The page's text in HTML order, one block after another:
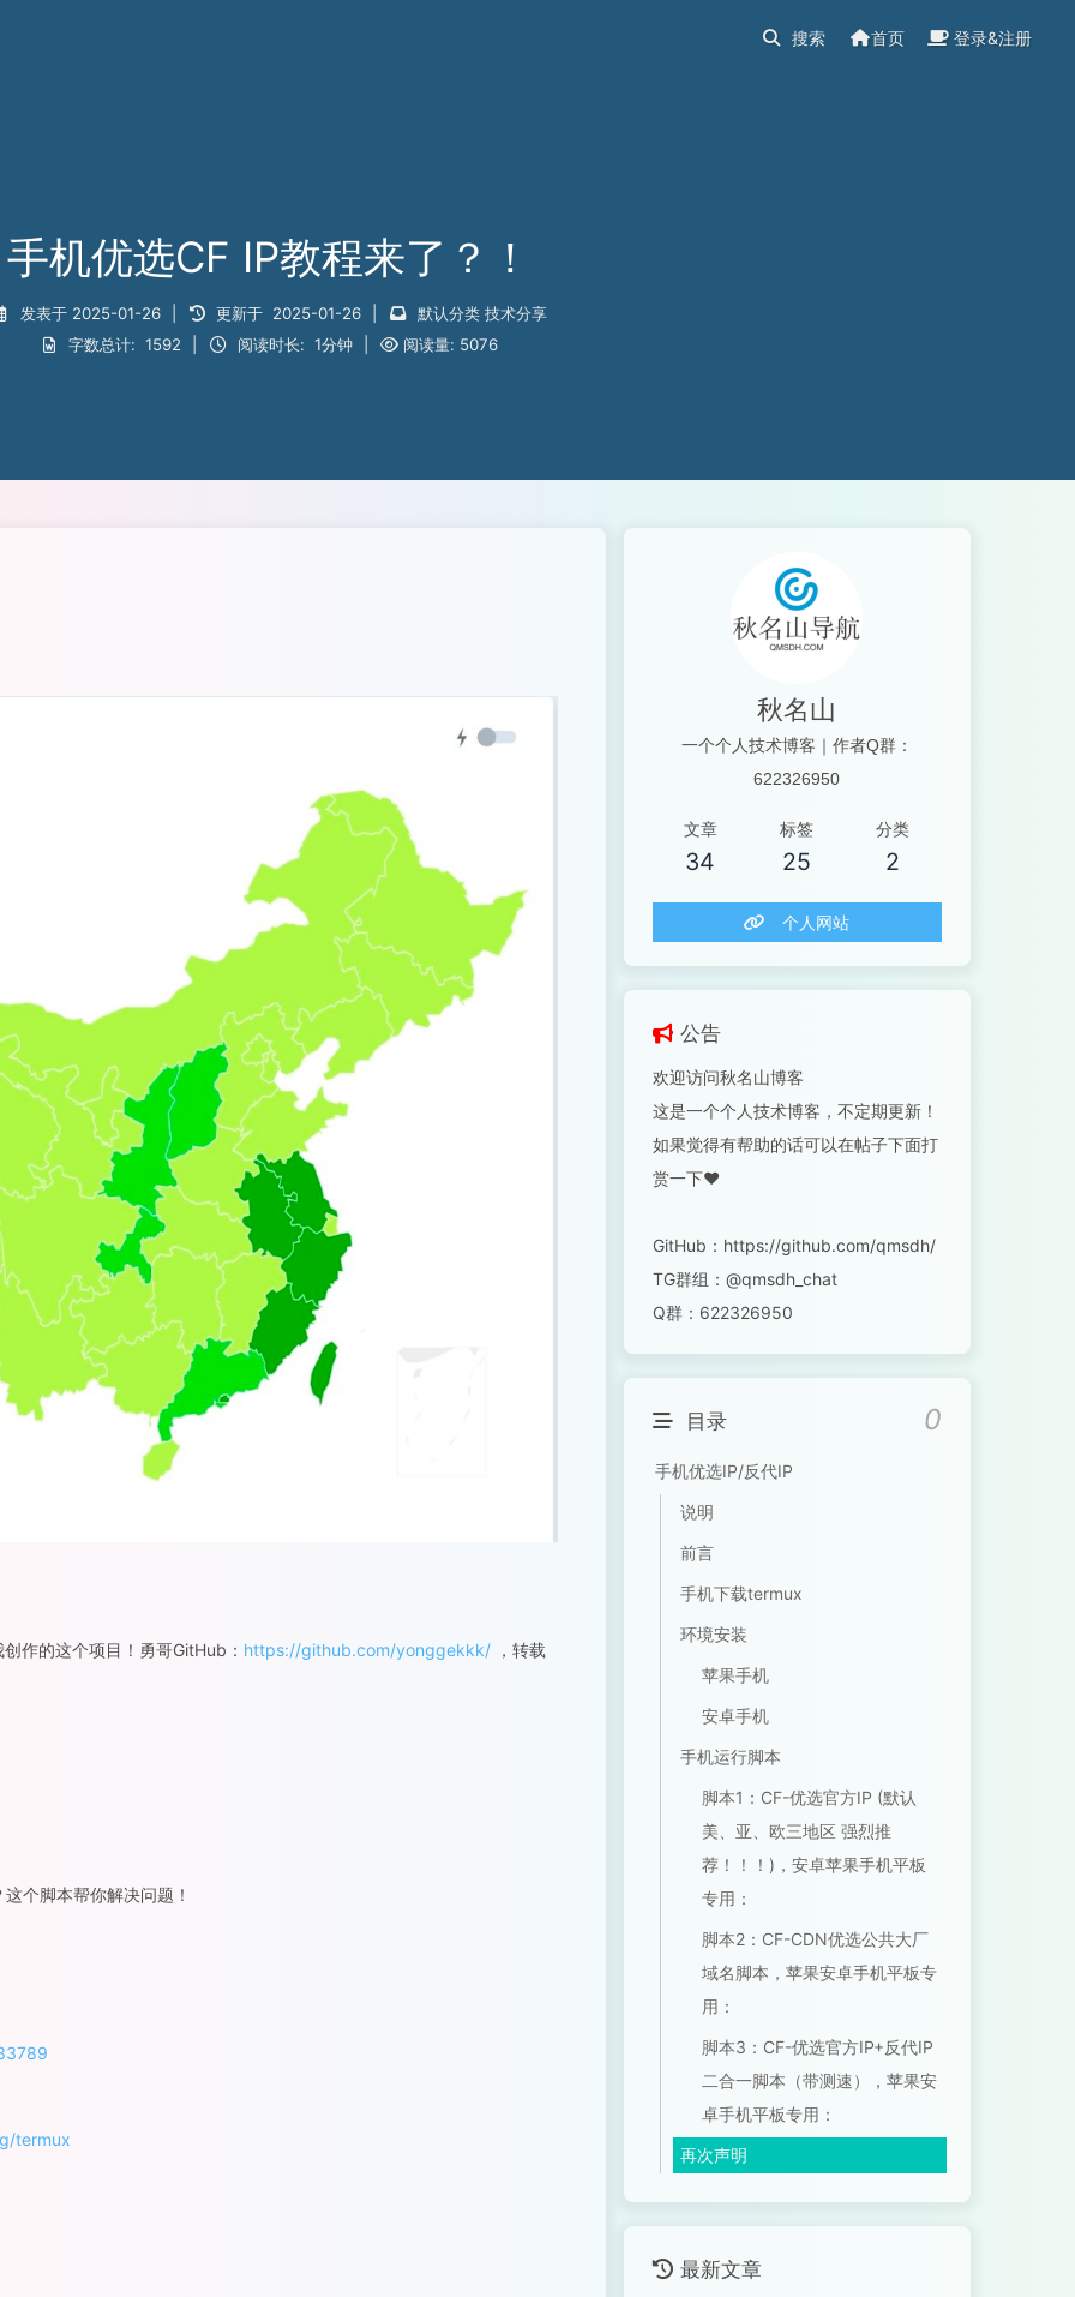
手机优选CF IP教程来了？！
发表于 2025-01-26 更新于 2025-01-26 默认分类 技术分享
字数总计: 1592 阅读时长: 1分钟 阅读量: 5076
首页 登录&注册
作的这个项目！勇哥GitHub： https://github.com/yonggekkk/ ，转载
个脚本帮你解决问题！
termux
秋名山
一个个人技术博客｜作者Q群：
622326950
文章
34
标签
25
分类
2
个人网站
公告
欢迎访问秋名山博客
这是一个个人技术博客，不定期更新！
如果觉得有帮助的话可以在帖子下面打
赏一下❤️
GitHub：https://github.com/qmsdh/
TG群组：@qmsdh_chat
Q群：622326950
目录 0
手机优选IP/反代IP
说明
前言
手机下载termux
环境安装
苹果手机
安卓手机
手机运行脚本
脚本1：CF-优选官方IP (默认
美、亚、欧三地区 强烈推
荐！！！)，安卓苹果手机平板
专用：
脚本2：CF-CDN优选公共大厂
域名脚本，苹果安卓手机平板专
用：
脚本3：CF-优选官方IP+反代IP
二合一脚本（带测速），苹果安
卓手机平板专用：
再次声明
最新文章